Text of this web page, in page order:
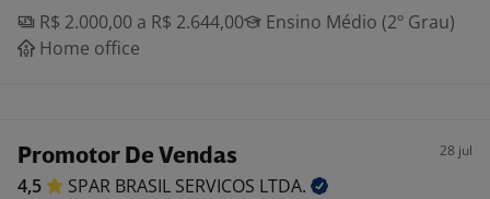
R$ 2.000,00 a R$ 2.644,00
Ensino Médio (2º Grau)
Home office
Promotor De Vendas 28 jul
4,5 SPAR BRASIL SERVICOS LTDA.